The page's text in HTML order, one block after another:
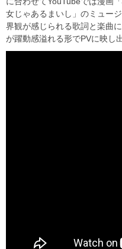
女じゃあるまいし」のミュー
界観が感じられる歌詞と楽曲
が躍動感溢れる形でPVに映し